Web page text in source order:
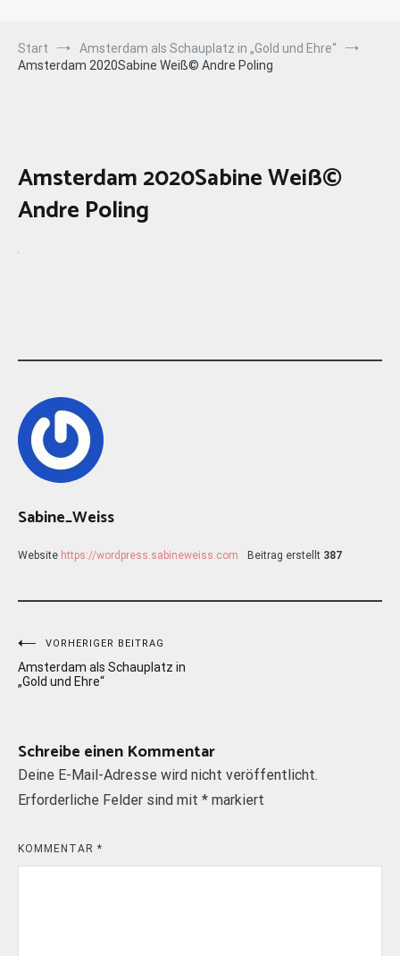
Start
Amsterdam als Schauplatz in „Gold und Ehre“
Amsterdam 2020Sabine Weiß© Andre Poling
Amsterdam 2020Sabine Weiß©
Andre Poling
Sabine_Weiss
Website https://wordpress.sabineweiss.com Beitrag erstellt 387
Beitragsnavigation
VORHERIGER BEITRAG
Amsterdam als Schauplatz in
„Gold und Ehre“
Schreibe einen Kommentar
Deine E-Mail-Adresse wird nicht veröffentlicht.
Erforderliche Felder sind mit * markiert
KOMMENTAR *